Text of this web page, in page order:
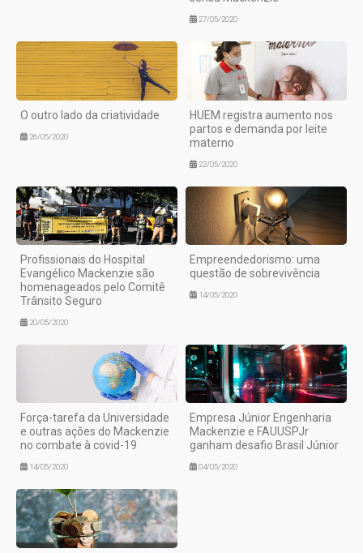
27/05/2020
O outro lado da criatividade
26/05/2020
HUEM registra aumento nos
partos e demanda por leite
materno
22/05/2020
Profissionais do Hospital
Evangélico Mackenzie são
homenageados pelo Comitê
Trânsito Seguro
20/05/2020
Empreendedorismo: uma
questão de sobrevivência
14/05/2020
Força-tarefa da Universidade
e outras ações do Mackenzie
no combate à covid-19
14/05/2020
Empresa Júnior Engenharia
Mackenzie e FAUUSPJr
ganham desafio Brasil Júnior
04/05/2020